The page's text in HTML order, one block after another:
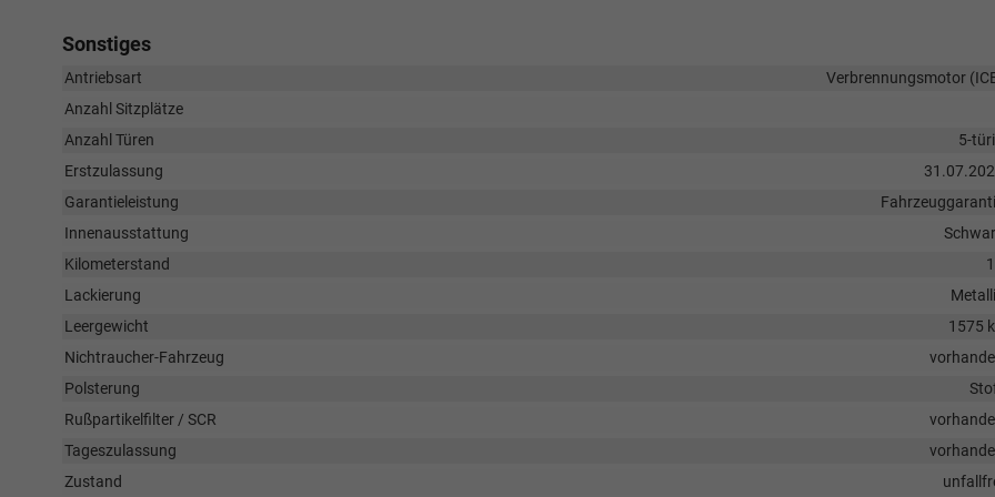
Sonstiges
Antriebsart
Verbrennungsmotor
Anzahl Sitzplätze
Anzahl Türen
5-
Erstzulassung
Garantieleistung
Innenausstattung
Kilometerstand
Lackierung
Leergewicht
1575
Nichtraucher-Fahrzeug
Polsterung
Rußpartikelfilter / SCR
Tageszulassung
Zustand